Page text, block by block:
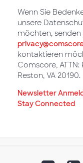
Wenn Sie
unsere
möchten, senden
kontaktieren
Comscore, ATTN:
Reston, VA 20190.
Newsletter
Stay Connected